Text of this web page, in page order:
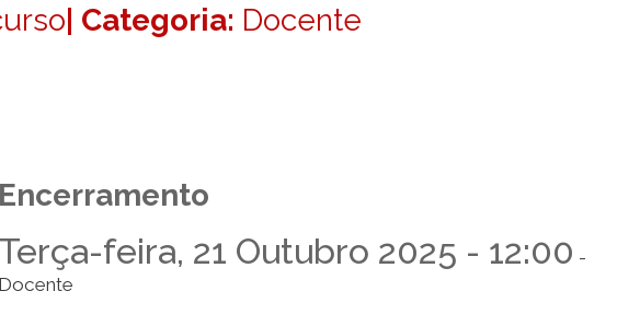
| Categoria: Docente
Encerramento
Terça-feira, 21 Outubro 2025 - 12:00 -
Docente